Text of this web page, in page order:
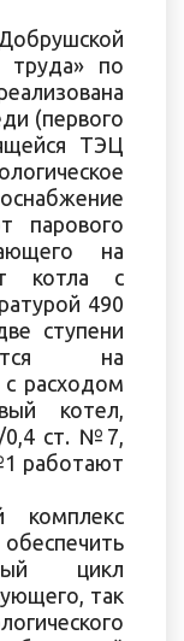
труда» по
(первого
ТЭЦ
парового
на
котла с
490
ступени
на
расходом
котел,
0,4 ст. №7,
работают
комплекс
цикл
так